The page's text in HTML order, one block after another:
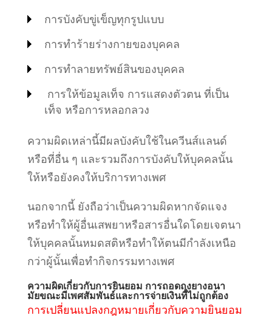
การบังคับขู่เข็ญทุกรูปแบบ
การทำร้ายร่างกายของบุคคล
การทำลายทรัพย์สินของบุคคล
การให้ข้อมูลเท็จ การแสดงตัวตน ที่เป็น
เท็จ หรือการหลอกลวง
ความผิดเหล่านี้มีผลบังคับใช้ในควีนส์แลนด์
หรือที่อื่น ๆ และรวมถึงการบังคับให้บุคคลนั้น
ให้หรือยังคงให้บริการทางเพศ
นอกจากนี้ ยังถือว่าเป็นความผิดหากจัดแจง
หรือทำให้ผู้อื่นเสพยาหรือสารอื่นใดโดยเจตนา
ให้บุคคลนั้นหมดสติหรือทำให้ตนมีกำลังเหนือ
กว่าผู้นั้นเพื่อทำกิจกรรมทางเพศ
ความผิดเกี่ยวกับการยินยอม การถอดถุงยางอนา
มัยขณะมีเพศสัมพันธ์และการจ่ายเงินที่ไม่ถูกต้อง
การเปลี่ยนแปลงกฎหมายเกี่ยวกับความยินยอม